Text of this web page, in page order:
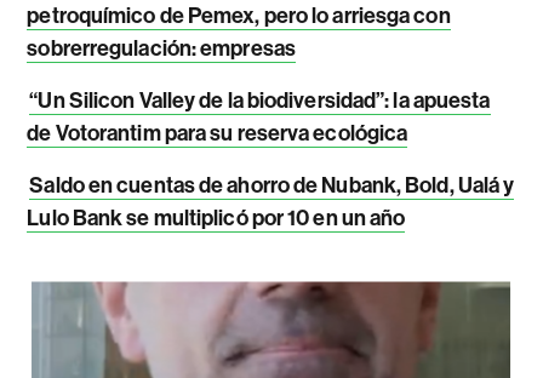
petroquímico de Pemex, pero lo arriesga con
sobrerregulación: empresas
“Un Silicon Valley de la biodiversidad”: la apuesta
de Votorantim para su reserva ecológica
Saldo en cuentas de ahorro de Nubank, Bold, Ualá y
Lulo Bank se multiplicó por 10 en un año